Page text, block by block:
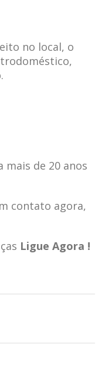
no local, o
mais de 20 anos
contato agora,
Ligue Agora !